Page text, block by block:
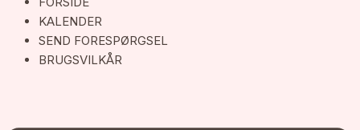
KALENDER
SEND FORESPØRGSEL
BRUGSVILKÅR